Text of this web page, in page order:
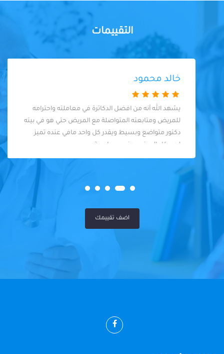
التقييمات
خالد محمود
يشهد الله أنه من افضل الدكاترة في معاملته واحترامه
للمريض ومتابعته المتواصلة مع المريض حتي هو في بيته
دكتور متواضع وبسيط ويقدر كل واحد مافي عنده تميز
لحد. كل المرضى عنده سواسية
اضف تقييمك